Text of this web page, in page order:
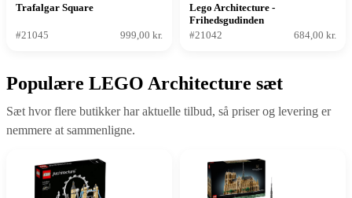
Trafalgar Square
#21045 999,00 kr.
Lego Architecture -
Frihedsgudinden
#21042
684,00 kr.
Populære LEGO Architecture sæt
Sæt hvor flere butikker har aktuelle tilbud, så priser og levering er
nemmere at sammenligne.